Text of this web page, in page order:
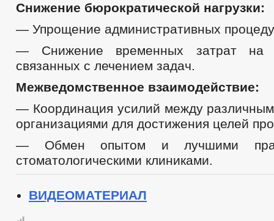
Снижение бюрократической нагрузки:
— Упрощение административных
— Снижение временных затрат на
связанных с лечением задач.
Межведомственное взаимодействие:
— Координация усилий между
организациями для достижения целей
— Обмен опытом и лучшими
стоматологическими клиниками.
ВИДЕОМАТЕРИАЛ